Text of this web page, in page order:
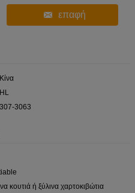
επαφή
Κίνα
HL
307-3063
κουτιά ή ξύλινα χαρτοκιβώτια